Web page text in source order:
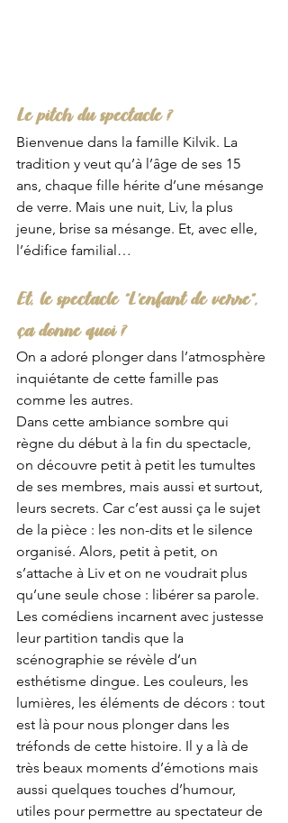
Le pitch du spectacle ?
Bienvenue dans la famille Kilvik. La
tradition y veut qu’à l’âge de ses 15
ans, chaque fille hérite d’une mésange
de verre. Mais une nuit, Liv, la plus
jeune, brise sa mésange. Et, avec elle,
l’édifice familial…
Et, le spectacle “L’enfant de verre”,
ça donne quoi ?
On a adoré plonger dans l’atmosphère
inquiétante de cette famille pas
comme les autres.
Dans cette ambiance sombre qui
règne du début à la fin du spectacle,
on découvre petit à petit les tumultes
de ses membres, mais aussi et surtout,
leurs secrets. Car c’est aussi ça le sujet
de la pièce : les non-dits et le silence
organisé. Alors, petit à petit, on
s’attache à Liv et on ne voudrait plus
qu’une seule chose : libérer sa parole.
Les comédiens incarnent avec justesse
leur partition tandis que la
scénographie se révèle d’un
esthétisme dingue. Les couleurs, les
lumières, les éléments de décors : tout
est là pour nous plonger dans les
tréfonds de cette histoire. Il y a là de
très beaux moments d’émotions mais
aussi quelques touches d’humour,
utiles pour permettre au spectateur de